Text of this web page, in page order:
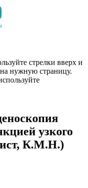
стрелки вверх и
нужную страницу.
узкого
К.М.Н.)